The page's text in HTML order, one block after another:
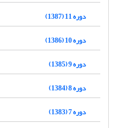
دوره 11 (1387)
دوره 10 (1386)
دوره 9 (1385)
دوره 8 (1384)
دوره 7 (1383)